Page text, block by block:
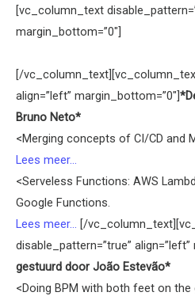
[vc_column_text
margin_bottom=”0″]
[/
align=”left” margin_bottom=”0″]
Bruno Neto*
<Merging concepts of CI/CD and
Lees meer...
<Serveless Functions: AWS
Google Functions.
Lees meer... [/
disable_pattern=”true”
gestuurd door João Estevão*
<Doing BPM with both feet on